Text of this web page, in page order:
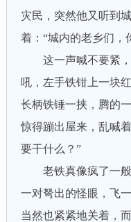
灾民，突然他又听到
着：“城内的老乡们，
这一声喊不要紧，
吼，左手铁钳上一块
长柄铁锤一挟，腾的
惊得蹦出屋来，乱喊
要干什么？”
老铁真像疯了一般
一对弩出的怪眼，飞
当然也紧紧地关着，